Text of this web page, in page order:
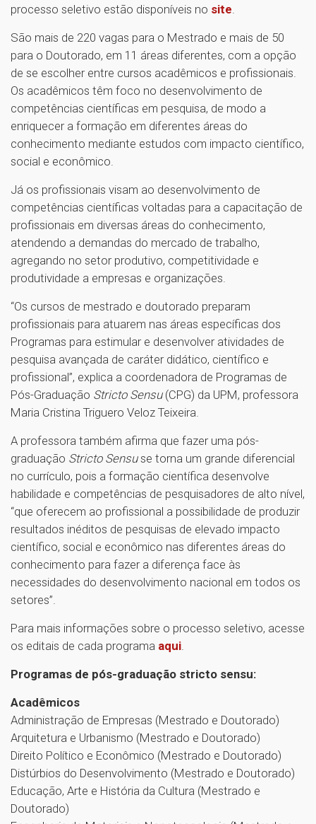
processo seletivo estão disponíveis no site
São mais de 220 vagas para o Mestrado e mais de 50
para o Doutorado, em 11 áreas diferentes, com a opção
de se escolher entre cursos acadêmicos e profissionais.
Os acadêmicos têm foco no desenvolvimento de
competências científicas em pesquisa, de modo a
enriquecer a formação em diferentes áreas do
conhecimento mediante estudos com impacto científico,
social e econômico.
Já os profissionais visam ao desenvolvimento de
competências científicas voltadas para a capacitação de
profissionais em diversas áreas do conhecimento,
atendendo a demandas do mercado de trabalho,
agregando no setor produtivo, competitividade e
produtividade a empresas e organizações.
“Os cursos de mestrado e doutorado preparam
profissionais para atuarem nas áreas específicas dos
Programas para estimular e desenvolver atividades de
pesquisa avançada de caráter didático, científico e
profissional”, explica a coordenadora de Programas de
Pós-Graduação Stricto Sensu(CPG) da UPM, professora
Maria Cristina Triguero Veloz Teixeira.
A professora também afirma que fazer uma pós-
graduação Stricto Sensuse torna um grande diferencial
no currículo, pois a formação científica desenvolve
habilidade e competências de pesquisadores de alto nível,
“que oferecem ao profissional a possibilidade de produzir
resultados inéditos de pesquisas de elevado impacto
científico, social e econômico nas diferentes áreas do
conhecimento para fazer a diferença face às
necessidades do desenvolvimento nacional em todos os
setores”.
Para mais informações sobre o processo seletivo, acesse
os editais de cada programa aqui
Programas de pós-graduação stricto sensu:
Acadêmicos
Administração de Empresas (Mestrado e Doutorado)
Arquitetura e Urbanismo (Mestrado e Doutorado)
Direito Político e Econômico (Mestrado e Doutorado)
Distúrbios do Desenvolvimento (Mestrado e Doutorado)
Educação, Arte e História da Cultura (Mestrado e
Doutorado)